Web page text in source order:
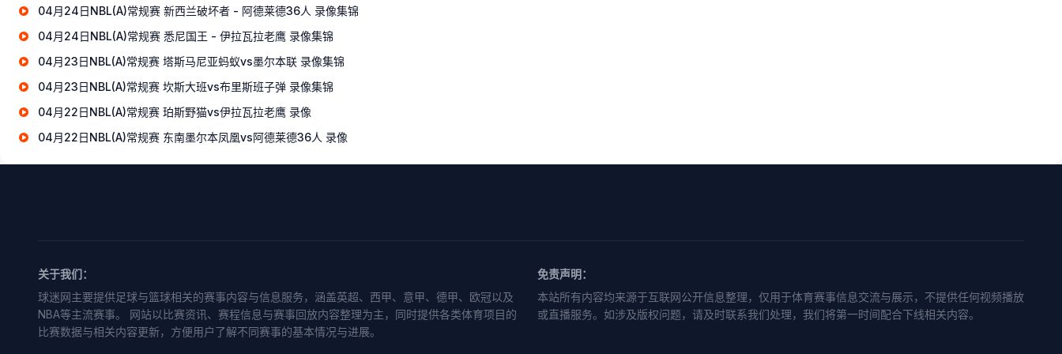
04月24日NBL(A)常规赛 新西兰破坏者 - 阿德莱德36人 录像集锦
04月24日NBL(A)常规赛 悉尼国王 - 伊拉瓦拉老鹰 录像集锦
04月23日NBL(A)常规赛 塔斯马尼亚蚂蚁vs墨尔本联 录像集锦
04月23日NBL(A)常规赛 坎斯大班vs布里斯班子弹 录像集锦
04月22日NBL(A)常规赛 珀斯野猫vs伊拉瓦拉老鹰 录像
04月22日NBL(A)常规赛 东南墨尔本凤凰vs阿德莱德36人 录像
关于我们：
球迷网主要提供足球与篮球相关的赛事内容与信息服务，涵盖英超、西甲、意甲、德甲、欧冠以及
NBA等主流赛事。 网站以比赛资讯、赛程信息与赛事回放内容整理为主，同时提供各类体育项目的
比赛数据与相关内容更新，方便用户了解不同赛事的基本情况与进展。
免责声明：
本站所有内容均来源于互联网公开信息整理，仅用于体育赛事信息交流与展示，不提供任何视频播放
或直播服务。如涉及版权问题，请及时联系我们处理，我们将第一时间配合下线相关内容。